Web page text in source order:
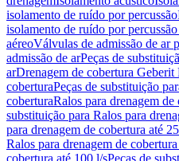
isolamento de ruído por percussão
isolamento de ruído por
aéreoVálvulas de admissão de ar
admissão de arPeças de
arDrenagem de cobertura Geberit
coberturaPeças de substituição
coberturaRalos para drenagem de
substituição para Ralos para
para drenagem de cobertura até
Ralos para drenagem de
cobertura até 100 l/sPeças de